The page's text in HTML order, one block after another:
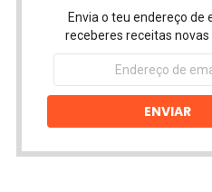
Envia o teu endereço de
receberes receitas novas
Endereço
email
ENVIAR